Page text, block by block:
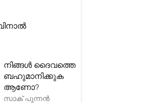
നിങ്ങൾ ദൈവത്തെ
ബഹുമാനിക്കുക
ആണോ?
സാക് പുന്നൻ